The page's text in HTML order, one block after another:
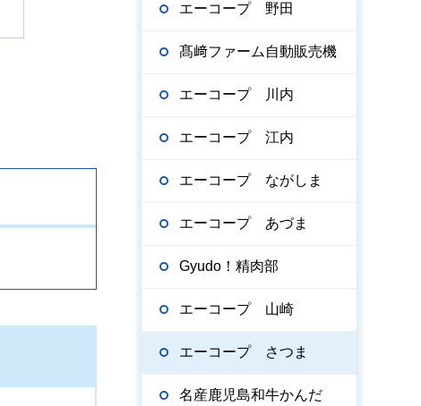
エーコープ 野田
髙﨑ファーム自動販売機
エーコープ 川内
エーコープ 江内
エーコープ ながしま
エーコープ あづま
Gyudo！精肉部
エーコープ 山崎
エーコープ さつま
名産鹿児島和牛かんだ